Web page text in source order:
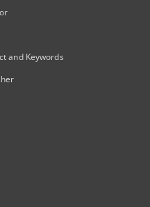
and Keywords